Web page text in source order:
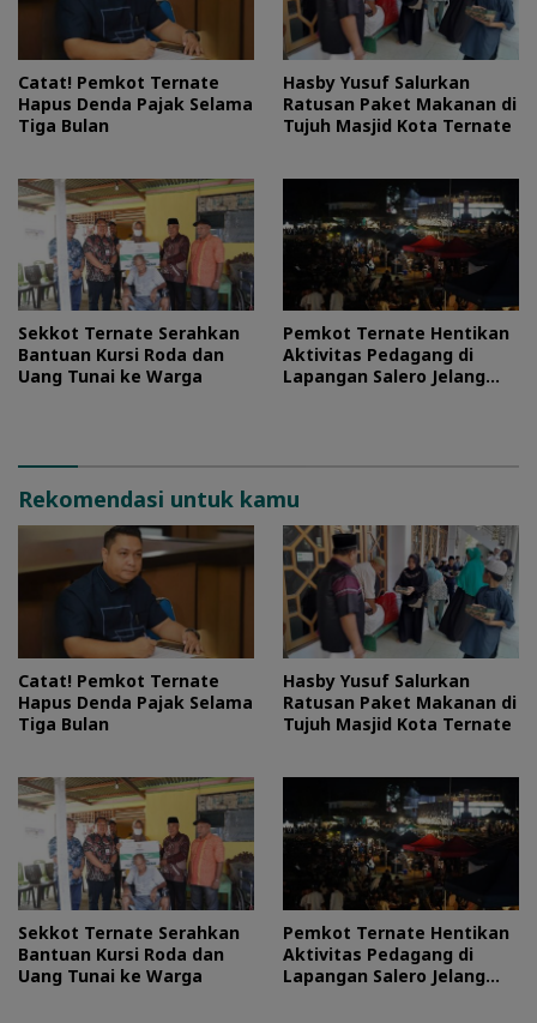
Catat! Pemkot Ternate
Hapus Denda Pajak Selama
Tiga Bulan
Hasby Yusuf Salurkan
Ratusan Paket Makanan di
Tujuh Masjid Kota Ternate
Sekkot Ternate Serahkan
Bantuan Kursi Roda dan
Uang Tunai ke Warga
Pemkot Ternate Hentikan
Aktivitas Pedagang di
Lapangan Salero Jelang
Rekomendasi untuk kamu
Catat! Pemkot Ternate
Hapus Denda Pajak Selama
Tiga Bulan
Hasby Yusuf Salurkan
Ratusan Paket Makanan di
Tujuh Masjid Kota Ternate
Sekkot Ternate Serahkan
Bantuan Kursi Roda dan
Uang Tunai ke Warga
Pemkot Ternate Hentikan
Aktivitas Pedagang di
Lapangan Salero Jelang